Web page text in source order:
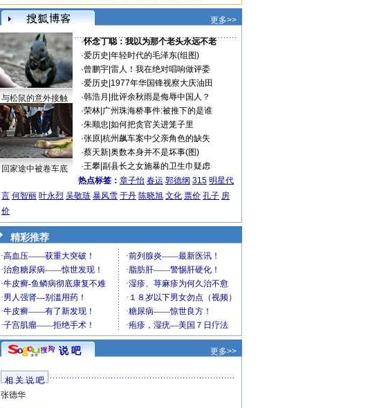
更多>>
与松鼠的意外接触
回家途中被卷车底
·怀念丁聪：我以为那个老头永远不老
·爱历史 年轻时代的毛泽东(组图)
·曾鹏宇| 雷人！我在绝对唱响做评委
·爱历史 1977年华国锋视察大庆油田
·韩浩月 批评余秋雨是侮辱中国人？
·荣林| 广州珠海桥事件:被推下的是谁
·朱顺忠 如何把贪官关进笼子里
·张原| 杭州飙车案中父亲角色的缺失
·蔡天新| 奥数本身并不是坏事(图)
·王攀| 副县长之女施暴的卫生巾疑虑
热点标签： 章子怡 春运 郭德纲 315 明星代
言 何智丽 叶永烈 吴敬琏 暴风雪 于丹 陈晓旭 文化 票价 孔子 房
价
精彩推荐
说 吧 更多>>
相 关 说 吧
张德华